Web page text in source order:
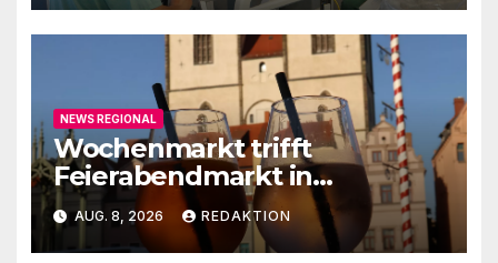
NEWS REGIONAL
Wochenmarkt trifft
Feierabendmarkt in
Lutherstadt Wittenberg
AUG. 8, 2026 REDAKTION